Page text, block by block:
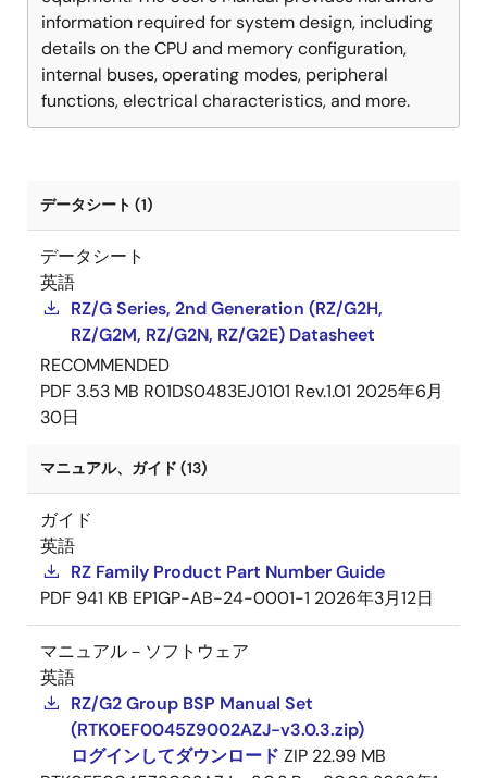
information required for system design, including
details on the CPU and memory configuration,
internal buses, operating modes, peripheral
functions, electrical characteristics, and more.
データシート (1)
データシート
英語
RZ/G Series, 2nd Generation (RZ/G2H,
RZ/G2M, RZ/G2N, RZ/G2E) Datasheet
RECOMMENDED
PDF 3.53 MB R01DS0483EJ0101 Rev.1.01 2025年6月
30日
マニュアル、ガイド (13)
ガイド
英語
RZ Family Product Part Number Guide
PDF 941 KB EP1GP-AB-24-0001-1 2026年3月12日
マニュアル－ソフトウェア
英語
RZ/G2 Group BSP Manual Set
(RTK0EF0045Z9002AZJ-v3.0.3.zip)
ログインしてダウンロード ZIP 22.99 MB